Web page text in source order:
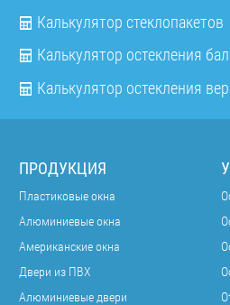
Калькулятор стеклопакетов
Калькулятор остекления
Калькулятор остекления
ПРОДУКЦИЯ
Пластиковые окна
Алюминиевые окна
Американские окна
Двери из ПВХ
Алюминиевые двери